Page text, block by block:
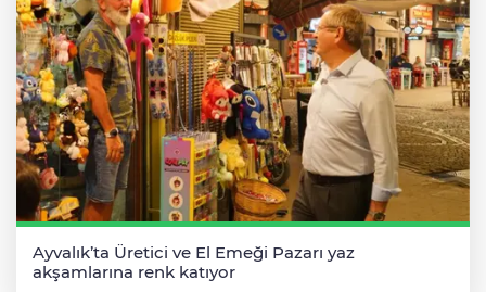
Ayvalık’ta Üretici ve El Emeği Pazarı yaz
akşamlarına renk katıyor